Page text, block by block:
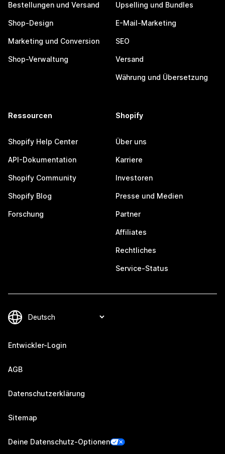
Bestellungen und Versand
Shop-Design
Marketing und Conversion
Shop-Verwaltung
Upselling und Bundles
E-Mail-Marketing
SEO
Versand
Währung und Übersetzung
Ressourcen
Shopify Help Center
API-Dokumentation
Shopify Community
Shopify Blog
Forschung
Shopify
Über uns
Karriere
Investoren
Presse und Medien
Partner
Affiliates
Rechtliches
Service-Status
Entwickler-Login
AGB
Datenschutzerklärung
Sitemap
Deine Datenschutz-Optionen